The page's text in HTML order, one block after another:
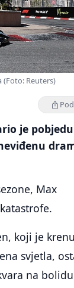
(Foto: Reuters)
je
Max
koji je
svjetla,
na